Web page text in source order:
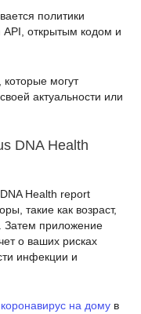
политики
API, открытым кодом и
могут
актуальности или
DNA Health
Health report
такие как возраст,
Затем приложение
о ваших рисках
инфекции и
на дому в